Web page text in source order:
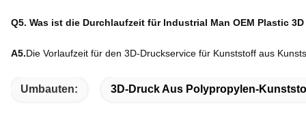
Q5. Was ist die Durchlaufzeit für Industrial Man OEM Plastic
A5.Die Vorlaufzeit für den 3D-Druckservice für Kunststoff aus
Umbauten: 3D-Druck Aus Polypropylen-